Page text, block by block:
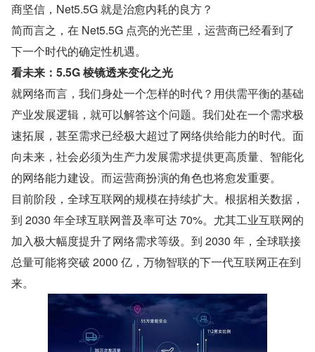
商坚信，Net5.5G 就是治愈内耗的良方？
简而言之，在 Net5.5G 点亮的光芒里，运营商已经看到了
下一个时代的确定性机遇。
看未来：5.5G 棱镜透来变化之光
就网络而言，我们身处一个怎样的时代？用供需平衡的基础
产业发展逻辑，就可以解答这个问题。我们处在一个需求极
速拓展，甚至需求已经极大超过了网络供给能力的时代。面
向未来，社会必须为生产力发展需求提供更高质量、智能化
的网络能力建设。而运营商扮演的角色也将愈发重要。
目前阶段，全球互联网的规模在持续扩大。根据相关数据，
到 2030 年全球互联网普及率可达 70%。尤其工业互联网的
加入极大幅度提升了网络需求等级。到 2030 年，全球联接
总量可能将突破 2000 亿，万物智联的下一代互联网正在到
来。